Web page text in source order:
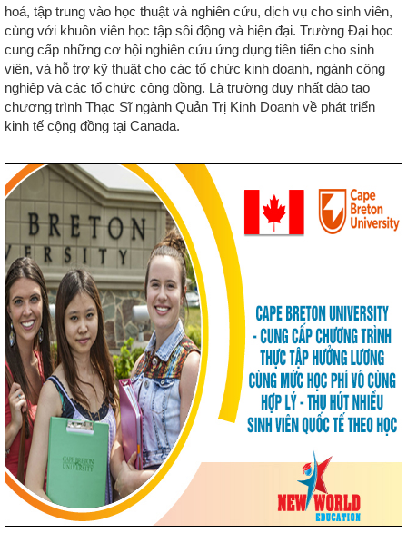
hoá, tập trung vào học thuật và nghiên cứu, dịch vụ cho sinh viên,
cùng với khuôn viên học tập sôi động và hiện đại. Trường Đại học
cung cấp những cơ hội nghiên cứu ứng dụng tiên tiến cho sinh
viên, và hỗ trợ kỹ thuật cho các tổ chức kinh doanh, ngành công
nghiệp và các tổ chức cộng đồng. Là trường duy nhất đào tạo
chương trình Thạc Sĩ ngành Quản Trị Kinh Doanh về phát triển
kinh tế cộng đồng tại Canada.